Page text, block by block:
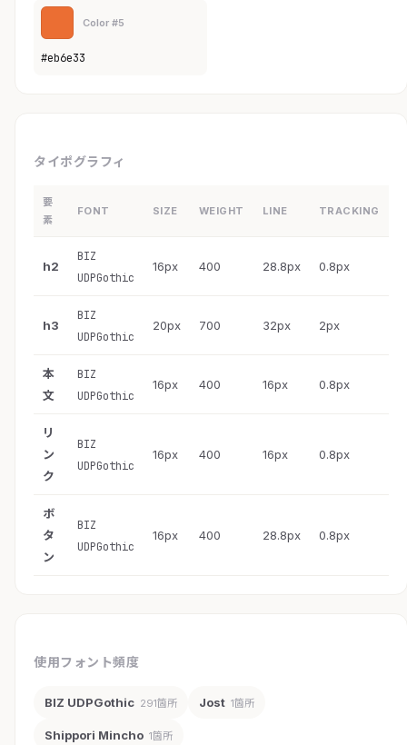
Color #5
#eb6e33
タイポグラフィ
要
素
FONT SIZE WEIGHT LINE TRACKING
h2
BIZ
UDPGothic
16px 400 28.8px 0.8px
h3
BIZ
UDPGothic
20px 700 32px 2px
本
文
BIZ
UDPGothic
16px 400 16px 0.8px
リ
ン
ク
BIZ
UDPGothic
16px 400 16px 0.8px
ボ
タ
ン
BIZ
UDPGothic
16px 400 28.8px 0.8px
使用フォント頻度
BIZ UDPGothic 291箇所 Jost 1箇所
Shippori Mincho 1箇所